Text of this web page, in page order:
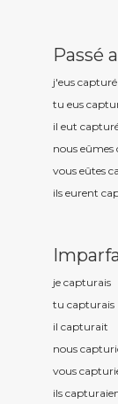
Passé
j'eus capturé
tu eus
il eut captur
nous
vous eûtes
ils eurent
je capturais
tu capturais
il capturait
nous captur
vous captur
ils captur